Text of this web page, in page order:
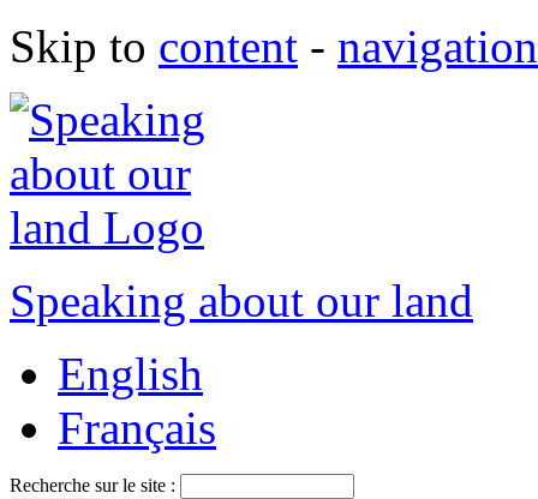
Skip to content - navigation
Speaking about our land
English
Français
Recherche sur le site :